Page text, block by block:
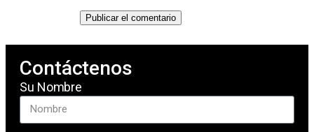
Contáctenos
Su Nombre